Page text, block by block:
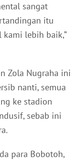
sangat
itu
lebih baik,”
Zola Nugraha ini
nanti, semua
ke stadion
sebab ini
para Bobotoh,